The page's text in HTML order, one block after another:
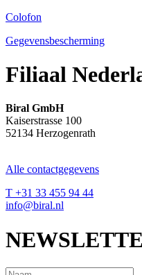
Colofon
Gegevensbescherming
Filiaal
Biral GmbH
Kaiserstrasse 100
52134 Herzogenrath
Alle contactgegevens
T +31 33 455 94 44
info@biral.nl